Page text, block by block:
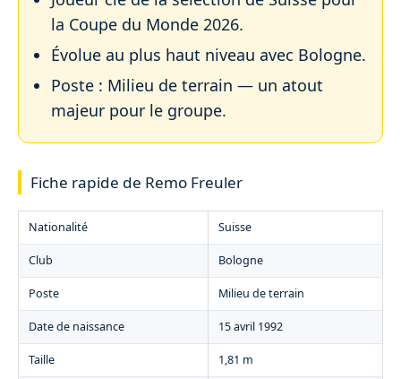
la Coupe du Monde 2026.
Évolue au plus haut niveau avec Bologne.
Poste : Milieu de terrain — un atout
majeur pour le groupe.
Fiche rapide de Remo Freuler
Nationalité Suisse
Club Bologne
Poste Milieu de terrain
Date de naissance 15 avril 1992
Taille 1,81 m